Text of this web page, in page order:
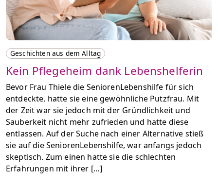
Geschichten aus dem Alltag
Kein Pflegeheim dank Lebenshelferin
Bevor Frau Thiele die SeniorenLebenshilfe für sich
entdeckte, hatte sie eine gewöhnliche Putzfrau. Mit
der Zeit war sie jedoch mit der Gründlichkeit und
Sauberkeit nicht mehr zufrieden und hatte diese
entlassen. Auf der Suche nach einer Alternative stieß
sie auf die SeniorenLebenshilfe, war anfangs jedoch
skeptisch. Zum einen hatte sie die schlechten
Erfahrungen mit ihrer […]